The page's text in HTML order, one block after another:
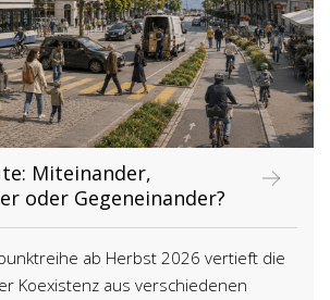
Miteinander,
oder Gegeneinander?
ab Herbst 2026 vertieft die
Koexistenz aus verschiedenen